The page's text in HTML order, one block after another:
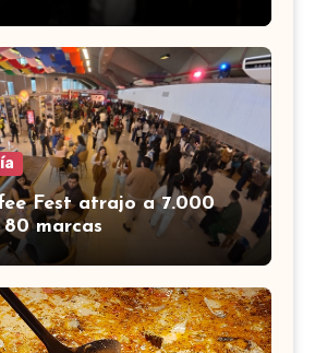
Fest atrajo a 7.000
marcas